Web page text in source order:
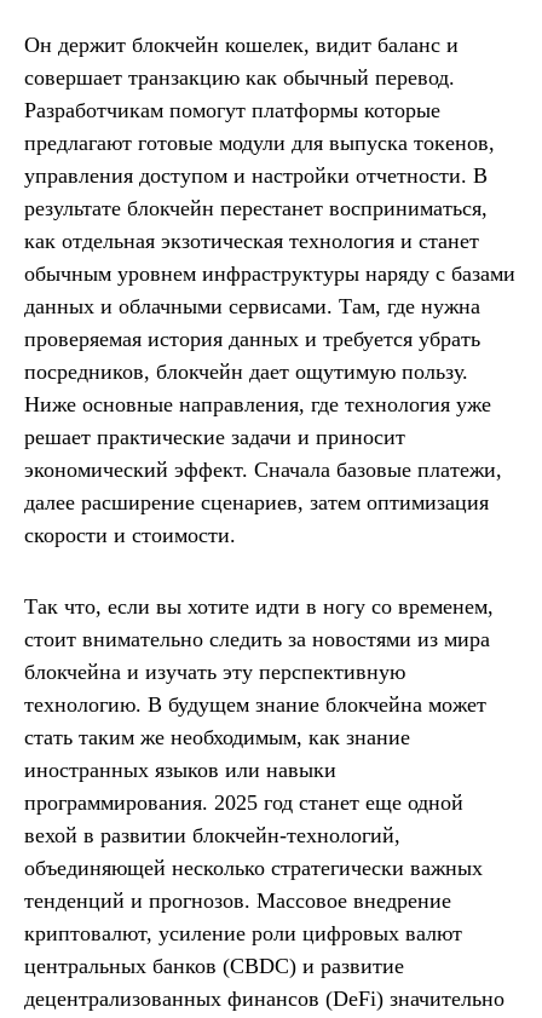
Он держит блокчейн кошелек, видит баланс и
совершает транзакцию как обычный перевод.
Разработчикам помогут платформы которые
предлагают готовые модули для выпуска токенов,
управления доступом и настройки отчетности. В
результате блокчейн перестанет восприниматься,
как отдельная экзотическая технология и станет
обычным уровнем инфраструктуры наряду с базами
данных и облачными сервисами. Там, где нужна
проверяемая история данных и требуется убрать
посредников, блокчейн дает ощутимую пользу.
Ниже основные направления, где технология уже
решает практические задачи и приносит
экономический эффект. Сначала базовые платежи,
далее расширение сценариев, затем оптимизация
скорости и стоимости.
Так что, если вы хотите идти в ногу со временем,
стоит внимательно следить за новостями из мира
блокчейна и изучать эту перспективную
технологию. В будущем знание блокчейна может
стать таким же необходимым, как знание
иностранных языков или навыки
программирования. 2025 год станет еще одной
вехой в развитии блокчейн-технологий,
объединяющей несколько стратегически важных
тенденций и прогнозов. Массовое внедрение
криптовалют, усиление роли цифровых валют
центральных банков (CBDC) и развитие
децентрализованных финансов (DeFi) значительно